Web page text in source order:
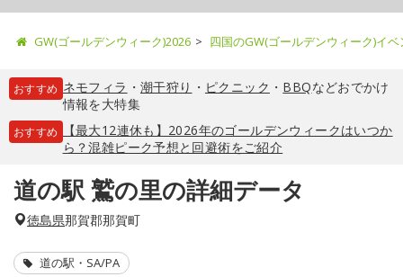
GW(ゴールデンウィーク)2026 四国のGW(ゴールデンウィーク)イ
おすすめ ネモフィラ ・ 潮干狩り ・ ピクニック ・ BBQなどおでかけ
情報を大特集
おすすめ
【最大12連休も】2026年のゴールデンウィークはいつか
ら？混雑ピーク予想と回避術をご紹介
道の駅 鷲の里の詳細データ
徳島県那賀郡那賀町
道の駅・SA/PA